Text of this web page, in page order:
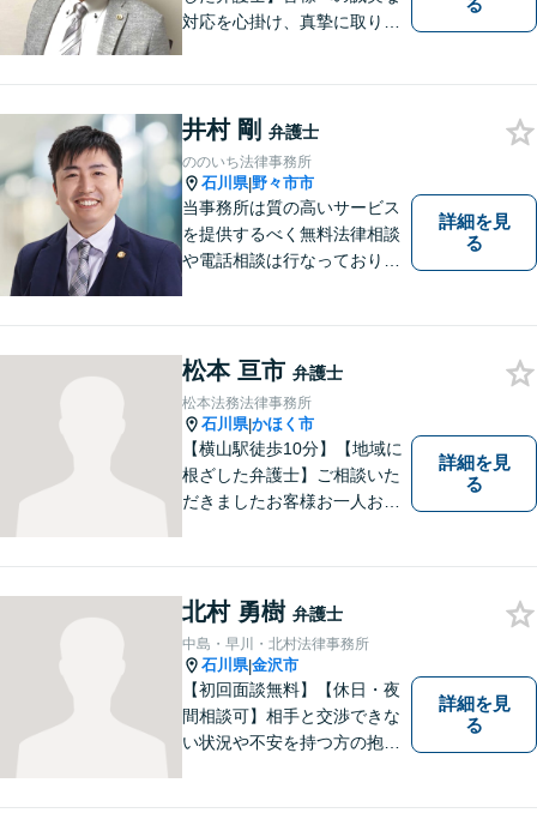
対応を心掛け、真摯に取り組
法的サービスを提供しており
ますので，どうぞ宜しくお願
い申し上げます。
る
井村 剛 弁護士
ののいち法律事務所
石川県|野々市市
当事務所は質の高いサービス
を提供するべく無料法律相談
や電話相談は行なっておりま
回収「スピード対応」／企業
法務「顧問契約も可能」【夜
間・休日面談可】【完全個
室】
詳細を見
る
松本 亘市 弁護士
松本法務法律事務所
石川県|かほく市
【横山駅徒歩10分】【地域に
根ざした弁護士】ご相談いた
だきましたお客様お一人お一
など、幅広く対応可能。【夜
間／休日対応可能】どうぞお
気軽にご相談ください。
詳細を見
る
北村 勇樹 弁護士
中島・早川・北村法律事務所
石川県|金沢市
【初回面談無料】【休日・夜
間相談可】相手と交渉できな
い状況や不安を持つ方の抱え
詳細を見
る